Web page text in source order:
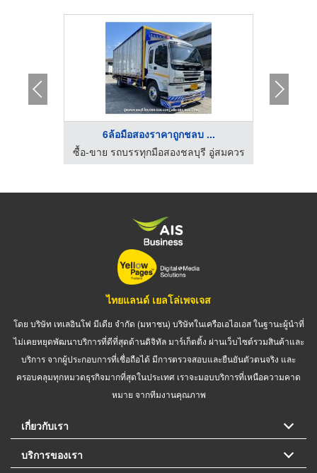
6ล้อมือสองราคาถูกชลบ ...
ซื้อ-ขาย รถบรรทุกมือสองชลบุรี อู่สมควร
ไทยแลนด์ เยลโล่เพจเจส
โดย บริษัท เทเลอินโฟ มีเดีย จำกัด (มหาชน) บริษัทในเครือเอไอเอส ในฐานะผู้นำที่
ไม่เคยหยุดพัฒนาบริการที่ดีที่สุดด้านดิจิทัล มาร์เก็ตติ้ง ผ่านเว็บไซต์รวมสินค้าและ
บริการ จากผู้ประกอบการที่เชื่อถือได้ มีการตรวจสอบและยืนยันตัวตนจริง และ
ครอบคลุมทุกหมวดธุรกิจมากที่สุดในประเทศ เราจะมอบบริการที่เหนือความคาด
หมาย จากทีมงานคุณภาพ
เกี่ยวกับเรา
บริการของเรา